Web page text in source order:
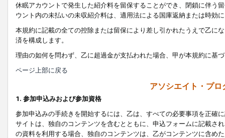
休眠アカウントで発生した紹介料を留保することができ、閉鎖に伴う
ウント内の未払いの未収紹介料は、適用法による国庫返納または時効
本規約に記載の全ての控除または留保により差し引かれたうえで乙に
済を構成します。
理由の如何を問わず、乙に超過金が支払われた場合、甲が本規約に基
ページ上部に戻る
アソシエイト・プ
1. 参加申込みおよび参加資格
参加申込みの手続きを開始するには、乙は、すべての必要事項を正確
サイトは、独自のコンテンツを含むとともに、申込フォームに記載さ
の資料を利用する場合、独自のコンテンツは、乙がコンテンツに含め